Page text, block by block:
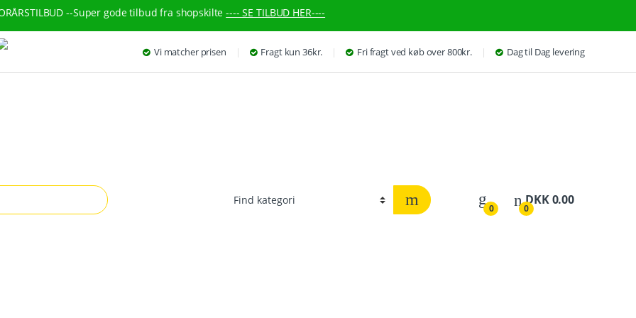
--Super gode tilbud fra shopskilte ---- SE TILBUD HER----
Vi matcher prisen Fragt kun 36kr. Fri fragt ved køb over 800kr. Dag til Dag levering
0 0
DKK0.00